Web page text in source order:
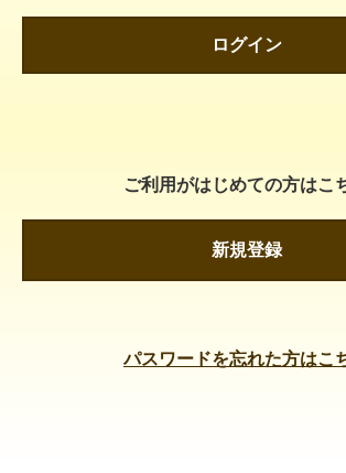
ログイン
ご利用がはじめての方はこ
新規登録
パスワードを忘れた方はこ